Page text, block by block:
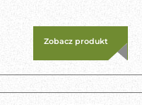
Zobacz produkt